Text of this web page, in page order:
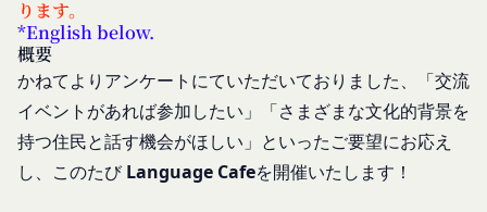
ります。
*English below.
概要
かねてよりアンケートにていただいておりました、「交流
イベントがあれば参加したい」「さまざまな文化的背景を
持つ住民と話す機会がほしい」といったご要望にお応え
し、このたびLanguage Cafeを開催いたします！
当社が各サービスにおいて取得すると定めた情報
端末情報
を利用する場合、当社は、端末識別子およびIPアド
レスを取得する場合があります。また、当社は、お
客様が端末に関連付けた名前、端末の種類、電話番
号、国、およびユーザー名、もしくはメールアドレ
「会員」
ス所定の手続きに従い会員登録を申請し、当社がこ
れを承認した特定の法人、団体、個人をいいます。
「登録希望者」
本サービスの利用を希望する法人、団体、個人をい
います。